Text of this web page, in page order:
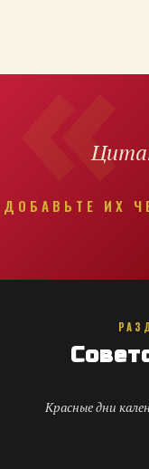
ДОБАВЬТЕ ИХ
Красные дни